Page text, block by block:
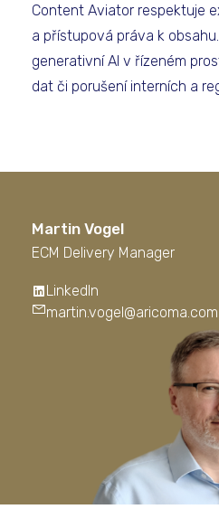
Content Aviator respektuje
a přístupová práva k
generativní AI v řízeném
dat či porušení interních a
Martin Vogel
ECM Delivery Manager
LinkedIn
martin.vogel@aricoma.com